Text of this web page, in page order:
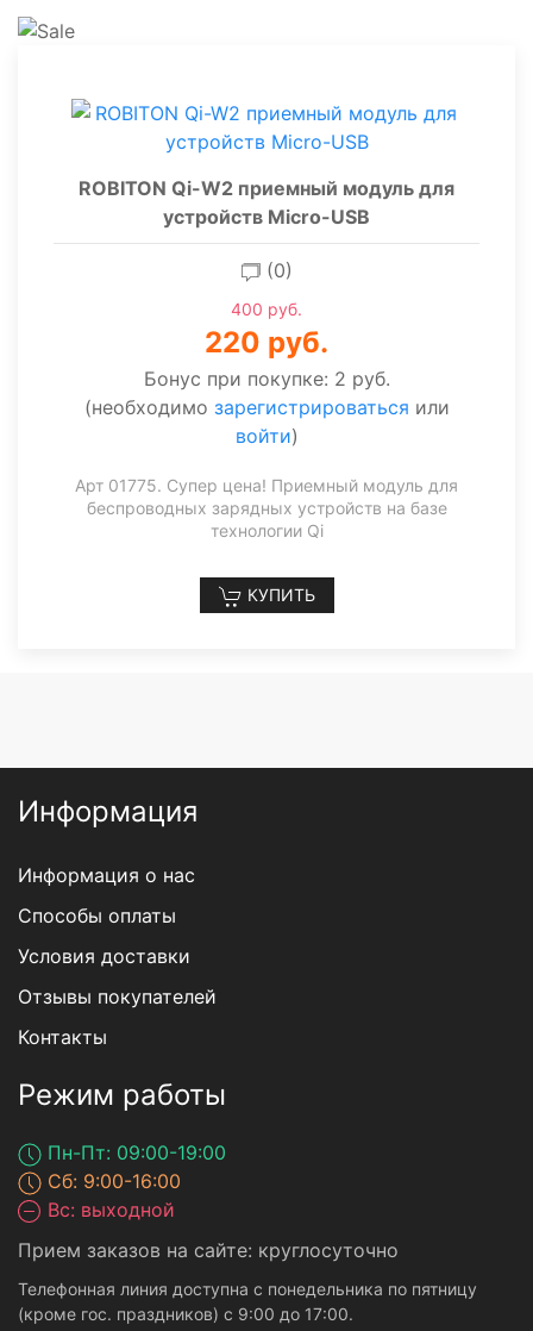
ROBITON Qi-W2 приемный модуль для
устройств Micro-USB
(0)
400 руб.
220 руб.
Бонус при покупке: 2 руб.
(необходимо зарегистрироваться или
войти)
Арт 01775. Супер цена! Приемный модуль для
беспроводных зарядных устройств на базе
технологии Qi
КУПИТЬ
Информация
Информация о нас
Способы оплаты
Условия доставки
Отзывы покупателей
Контакты
Режим работы
Пн-Пт: 09:00-19:00
Сб: 9:00-16:00
Вс: выходной
Прием заказов на сайте: круглосуточно
Телефонная линия доступна с понедельника по пятницу
(кроме гос. праздников) с 9:00 до 17:00.